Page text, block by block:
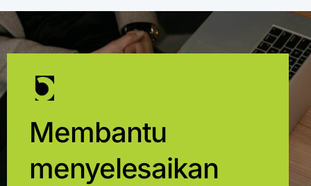
Membantu
menyelesaikan